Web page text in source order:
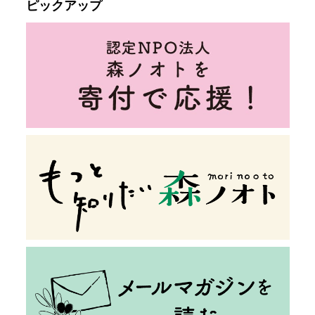
ピックアップ